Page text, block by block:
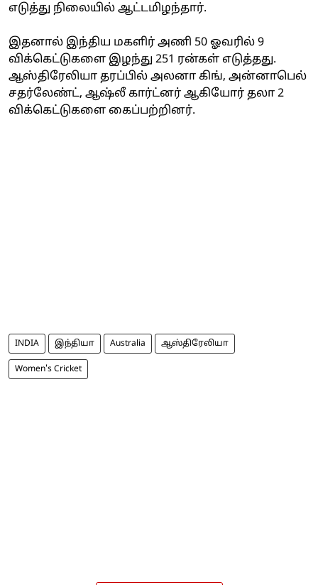
எடுத்து நிலையில் ஆட்டமிழந்தார்.
இதனால் இந்திய மகளிர் அணி 50 ஓவரில் 9
விக்கெட்டுகளை இழந்து 251 ரன்கள் எடுத்தது.
ஆஸ்திரேலியா தரப்பில் அலனா கிங், அன்னாபெல்
சதர்லேண்ட், ஆஷ்லீ கார்ட்னர் ஆகியோர் தலா 2
விக்கெட்டுகளை கைப்பற்றினர்.
INDIA இந்தியா Australia ஆஸ்திரேலியா
Women's Cricket